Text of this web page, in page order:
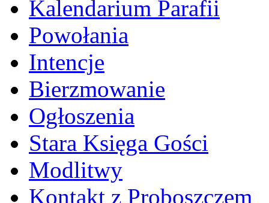
Kalendarium Parafii
Powołania
Intencje
Bierzmowanie
Ogłoszenia
Stara Księga Gości
Modlitwy
Kontakt z Proboszczem